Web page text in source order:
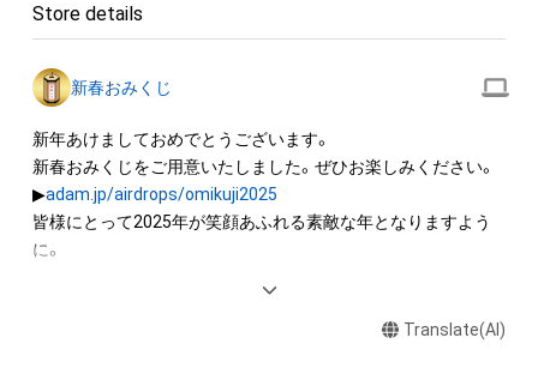
産権(それらの権利を取得し、又はそれらの権利につき登録等を
作権を有する方、著作隣接権の権利者またはその管理委託を受
けている者によって保護されています。そのため、本アイテム
を保有していたとしても、本アイテムに関する創作物にかかる
知的財産権を有することを意味しません。
・本アイテムの著作権を有する方、著作隣接権の権利者またはそ
の管理委託を受けている者からの事前の同意なしに、上記の「本
アイテムの保有者が有する権利」の範囲を超えた行為、知的財産
ル、リバースエンジニアリングを含みますが、これに限定されま
Store details
新春おみくじ
新年あけましておめでとうございます。
新春おみくじをご用意いたしました。ぜひお楽しみください。
▶︎adam.jp/airdrops/omikuji2025
皆様にとって2025年が笑顔あふれる素敵な年となりますよう
に。
Translate(AI)